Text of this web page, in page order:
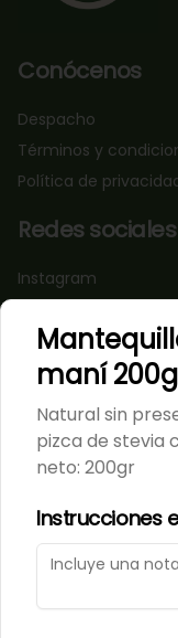
Conócenos
Despacho
Términos y
Política de
Redes sociales
Instagram
TikTok
Mi cuenta
Pedir
Política de
Haga clic en
cookies a fin de
maní
Natural sin
pizca de stevia
neto: 200gr
Instrucciones